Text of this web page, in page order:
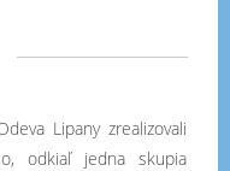
Lipany zrealizovali
odkiaľ jedna skupia